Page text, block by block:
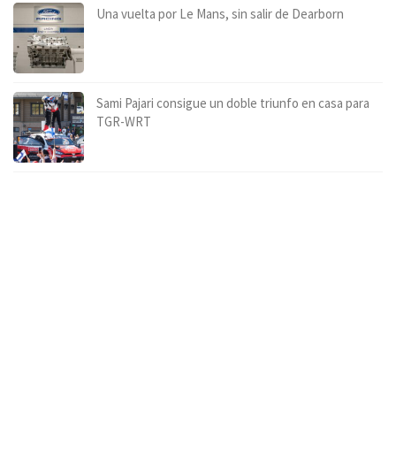
Una vuelta por Le Mans, sin salir de Dearborn
Sami Pajari consigue un doble triunfo en casa para
TGR-WRT